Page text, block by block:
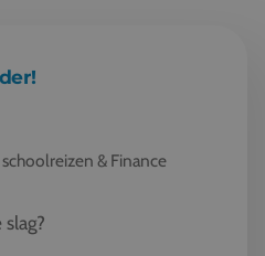
& Finance